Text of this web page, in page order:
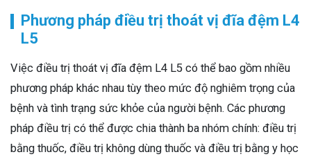
Phương pháp điều trị thoát vị đĩa đệm L4
L5
Việc điều trị thoát vị đĩa đệm L4 L5 có thể bao gồm nhiều
phương pháp khác nhau tùy theo mức độ nghiêm trọng của
bệnh và tình trạng sức khỏe của người bệnh. Các phương
pháp điều trị có thể được chia thành ba nhóm chính: điều trị
bằng thuốc, điều trị không dùng thuốc và điều trị bằng y học